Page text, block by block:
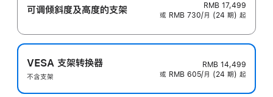
可调倾斜度及高‍度的支‍架
RMB 17,499
或 RMB 730/月 (24 期) 起
VESA 支架转换器
不含支架
RMB 14,499
或 RMB 605/月 (24 期) 起